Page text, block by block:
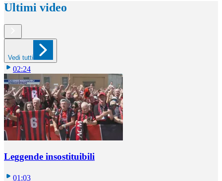
Ultimi video
Vedi tutti
02:24
Leggende insostituibili
01:03